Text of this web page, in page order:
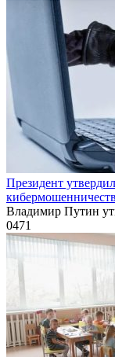
Президент
Владимир Путин
0471